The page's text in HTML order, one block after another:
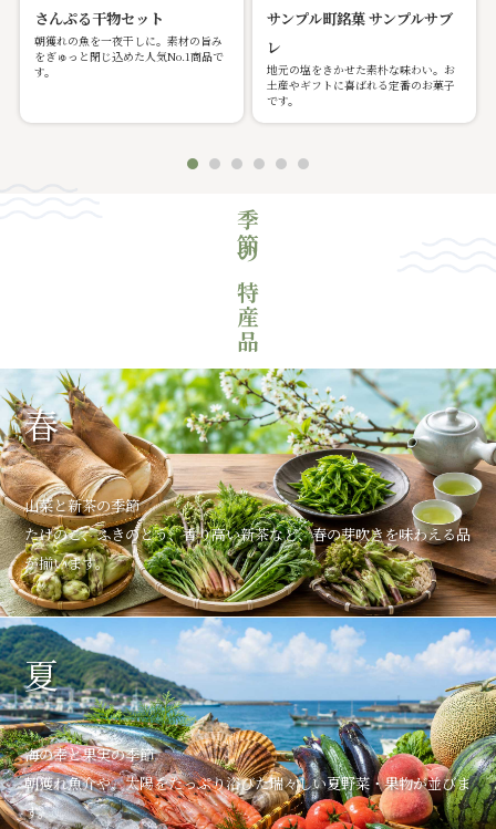
さんぷる干物セット
朝獲れの魚を一夜干しに。素材の旨み
をぎゅっと閉じ込めた人気No.1商品で
す。
サンプル町銘菓 サンプルサブ
レ
地元の塩をきかせた素朴な味わい。お
土産やギフトに喜ばれる定番のお菓子
です。
季節の特産品
春
山菜と新茶の季節
たけのこ、ふきのとう、香り高い新茶など、春の芽吹きを味わえる品
が揃います。
夏
海の幸と果実の季節
朝獲れ魚介や、太陽をたっぷり浴びた瑞々しい夏野菜・果物が並びま
す。